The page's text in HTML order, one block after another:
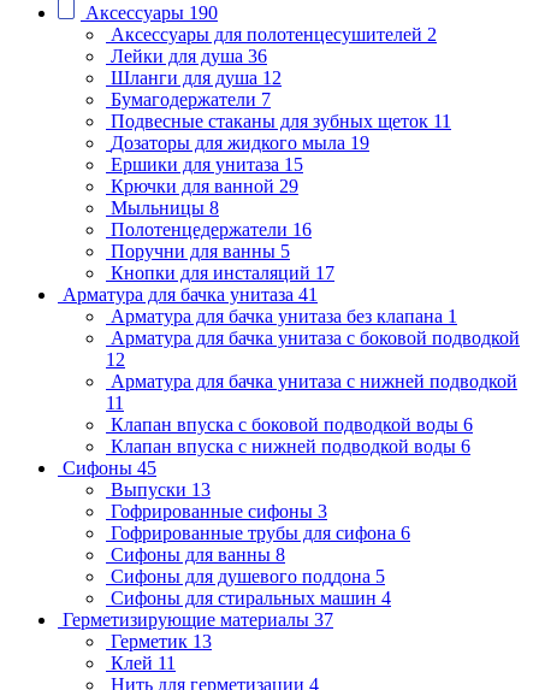
Аксессуары 190
Аксессуары для полотенцесушителей 2
Лейки для душа 36
Шланги для душа 12
Бумагодержатели 7
Подвесные стаканы для зубных щеток 11
Дозаторы для жидкого мыла 19
Ершики для унитаза 15
Крючки для ванной 29
Мыльницы 8
Полотенцедержатели 16
Поручни для ванны 5
Кнопки для инсталяций 17
Арматура для бачка унитаза 41
Арматура для бачка унитаза без клапана 1
Арматура для бачка унитаза с боковой подводкой
12
Арматура для бачка унитаза с нижней подводкой
11
Клапан впуска с боковой подводкой воды 6
Клапан впуска с нижней подводкой воды 6
Сифоны 45
Выпуски 13
Гофрированные сифоны 3
Гофрированные трубы для сифона 6
Сифоны для ванны 8
Сифоны для душевого поддона 5
Сифоны для стиральных машин 4
Герметизирующие материалы 37
Герметик 13
Клей 11
Нить для герметизации 4